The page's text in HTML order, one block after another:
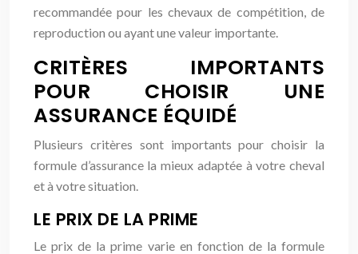
recommandée pour les chevaux de compétition, de
reproduction ou ayant une valeur importante.
CRITÈRES IMPORTANTS
POUR CHOISIR UNE
ASSURANCE ÉQUIDÉ
Plusieurs critères sont importants pour choisir la
formule d’assurance la mieux adaptée à votre cheval
et à votre situation.
LE PRIX DE LA PRIME
Le prix de la prime varie en fonction de la formule